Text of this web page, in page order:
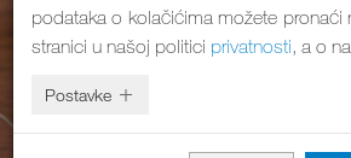
podataka o kolačićima možete pronaći
stranici u našoj politici privatnosti, a o
Postavke